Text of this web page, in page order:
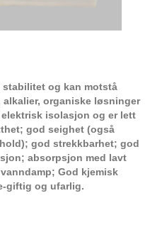
stabilitet og kan motstå
organiske løsninger
isolasjon og er lett
god seighet (også
god strekkbarhet; god
absorpsjon med lavt
God kjemisk
giftig og ufarlig.